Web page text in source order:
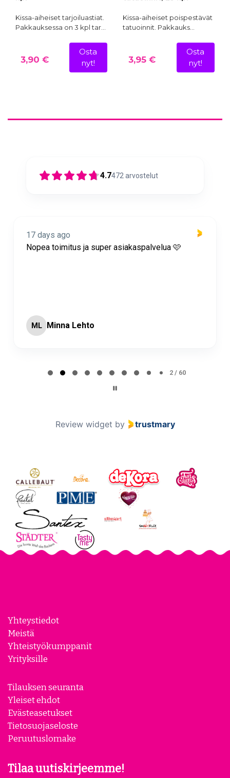
Kissa-aiheiset tarjoiluastiat.
Pakkauksessa on 3 kpl tar…
3,90 €
Osta
nyt!
Kissa-aiheiset poispestävät
tatuoinnit. Pakkauks…
3,95 €
Osta
nyt!
4.7472 arvostelut
17 days ago
Nopea toimitus ja super asiakaspalvelua 🩷
ML Minna Lehto
2 / 60
Review widget by trustmary
Yhteystiedot
Meistä
Yhteistyökumppanit
Yrityksille
Tilauksen seuranta
Yleiset ehdot
Evästeasetukset
Tietosuojaseloste
Peruutuslomake
Tilaa uutiskirjeemme!